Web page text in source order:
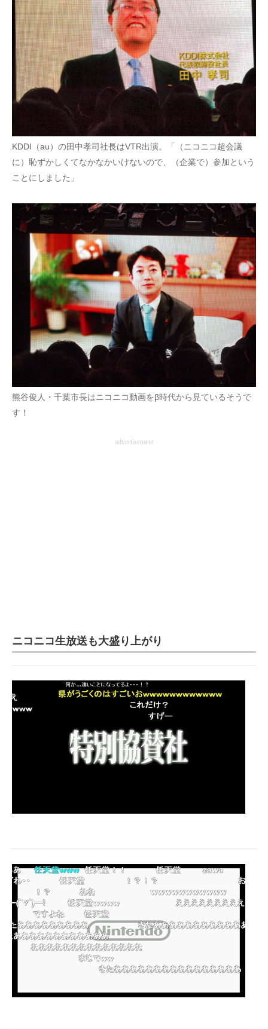
KDDI（au）の田中孝司社長はVTR出演。「（ニコニコ超会議
に）恥ずかしくてなかなかいけないので、（企業で）参加という
ことにしました」
熊谷俊人・千葉市長はニコニコ動画をβ時代から見ているそうで
す！
advertisement
ニコニコ生放送も大盛り上がり